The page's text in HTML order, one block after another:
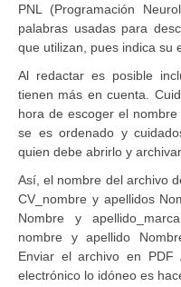
PNL (Programación
palabras usadas para
que utilizan, pues indica su
Al redactar es posible
tienen más en cuenta.
hora de escoger el
se es ordenado y
quien debe abrirlo y
Así, el nombre del archivo
CV_nombre y apellidos
Nombre y
nombre y apellido
Enviar el archivo en
electrónico lo idóneo es